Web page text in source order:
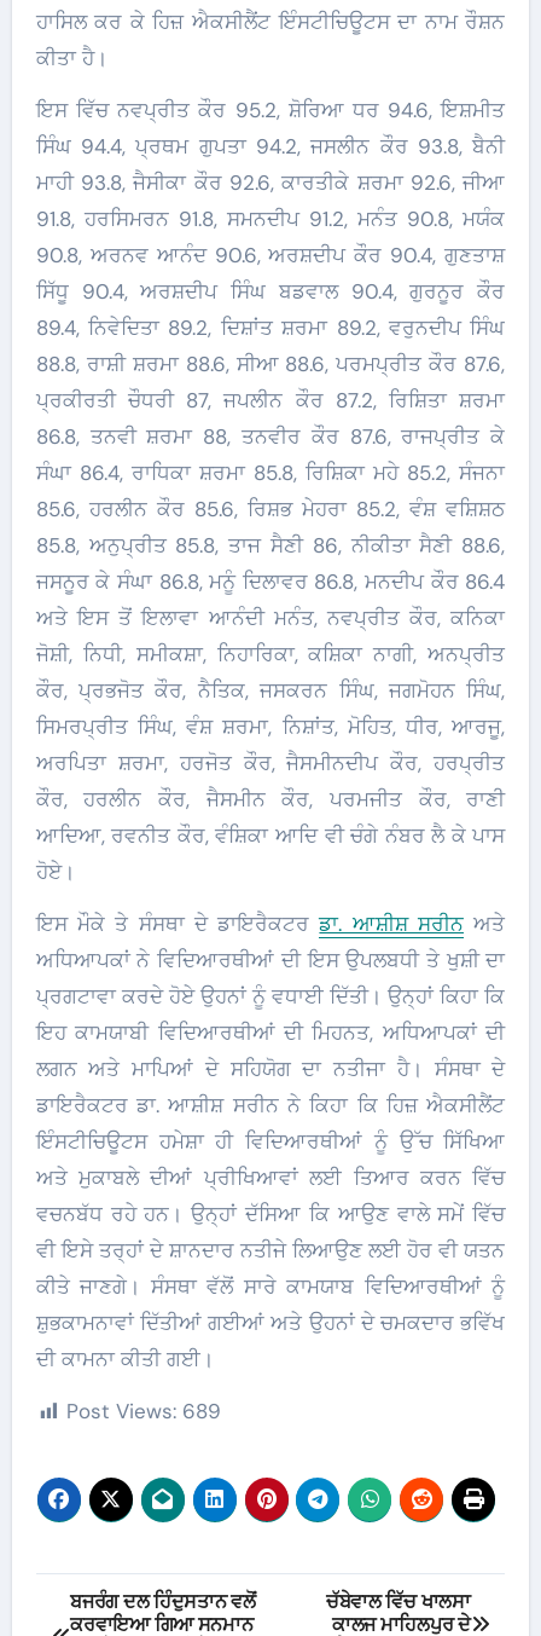
ਹਾਸਿਲ ਕਰ ਕੇ ਹਿਜ਼ ਐਕਸੀਲੈਂਟ ਇੰਸਟੀਚਿਊਟਸ ਦਾ ਨਾਮ ਰੌਸ਼ਨ
ਕੀਤਾ ਹੈ।
ਇਸ ਵਿੱਚ ਨਵਪ੍ਰੀਤ ਕੌਰ 95.2, ਸ਼ੋਰਿਆ ਧਰ 94.6, ਇਸ਼ਮੀਤ
ਸਿੰਘ 94.4, ਪ੍ਰਥਮ ਗੁਪਤਾ 94.2, ਜਸਲੀਨ ਕੌਰ 93.8, ਬੈਨੀ
ਮਾਹੀ 93.8, ਜੈਸੀਕਾ ਕੌਰ 92.6, ਕਾਰਤੀਕੇ ਸ਼ਰਮਾ 92.6, ਜੀਆ
91.8, ਹਰਸਿਮਰਨ 91.8, ਸਮਨਦੀਪ 91.2, ਮਨੰਤ 90.8, ਮਯੰਕ
90.8, ਅਰਨਵ ਆਨੰਦ 90.6, ਅਰਸ਼ਦੀਪ ਕੌਰ 90.4, ਗੁਣਤਾਸ਼
ਸਿੱਧੂ 90.4, ਅਰਸ਼ਦੀਪ ਸਿੰਘ ਬਡਵਾਲ 90.4, ਗੁਰਨੂਰ ਕੌਰ
89.4, ਨਿਵੇਦਿਤਾ 89.2, ਦਿਸ਼ਾਂਤ ਸ਼ਰਮਾ 89.2, ਵਰੁਨਦੀਪ ਸਿੰਘ
88.8, ਰਾਸ਼ੀ ਸ਼ਰਮਾ 88.6, ਸੀਆ 88.6, ਪਰਮਪ੍ਰੀਤ ਕੌਰ 87.6,
ਪ੍ਰਕੀਰਤੀ ਚੌਧਰੀ 87, ਜਪਲੀਨ ਕੌਰ 87.2, ਰਿਸ਼ਿਤਾ ਸ਼ਰਮਾ
86.8, ਤਨਵੀ ਸ਼ਰਮਾ 88, ਤਨਵੀਰ ਕੌਰ 87.6, ਰਾਜਪ੍ਰੀਤ ਕੇ
ਸੰਘਾ 86.4, ਰਾਧਿਕਾ ਸ਼ਰਮਾ 85.8, ਰਿਸ਼ਿਕਾ ਮਹੇ 85.2, ਸੰਜਨਾ
85.6, ਹਰਲੀਨ ਕੌਰ 85.6, ਰਿਸ਼ਭ ਮੇਹਰਾ 85.2, ਵੰਸ਼ ਵਸ਼ਿਸ਼ਠ
85.8, ਅਨੁਪ੍ਰੀਤ 85.8, ਤਾਜ ਸੈਣੀ 86, ਨੀਕੀਤਾ ਸੈਣੀ 88.6,
ਜਸਨੂਰ ਕੇ ਸੰਘਾ 86.8, ਮਨੂੰ ਦਿਲਾਵਰ 86.8, ਮਨਦੀਪ ਕੌਰ 86.4
ਅਤੇ ਇਸ ਤੋਂ ਇਲਾਵਾ ਆਨੰਦੀ ਮਨੰਤ, ਨਵਪ੍ਰੀਤ ਕੌਰ, ਕਨਿਕਾ
ਜੋਸ਼ੀ, ਨਿਧੀ, ਸਮੀਕਸ਼ਾ, ਨਿਹਾਰਿਕਾ, ਕਸ਼ਿਕਾ ਨਾਗੀ, ਅਨਪ੍ਰੀਤ
ਕੌਰ, ਪ੍ਰਭਜੋਤ ਕੌਰ, ਨੈਤਿਕ, ਜਸਕਰਨ ਸਿੰਘ, ਜਗਮੋਹਨ ਸਿੰਘ,
ਸਿਮਰਪ੍ਰੀਤ ਸਿੰਘ, ਵੰਸ਼ ਸ਼ਰਮਾ, ਨਿਸ਼ਾਂਤ, ਮੋਹਿਤ, ਧੀਰ, ਆਰਜੂ,
ਅਰਪਿਤਾ ਸ਼ਰਮਾ, ਹਰਜੋਤ ਕੌਰ, ਜੈਸਮੀਨਦੀਪ ਕੌਰ, ਹਰਪ੍ਰੀਤ
ਕੌਰ, ਹਰਲੀਨ ਕੌਰ, ਜੈਸਮੀਨ ਕੌਰ, ਪਰਮਜੀਤ ਕੌਰ, ਰਾਣੀ
ਆਦਿਆ, ਰਵਨੀਤ ਕੌਰ, ਵੰਸ਼ਿਕਾ ਆਦਿ ਵੀ ਚੰਗੇ ਨੰਬਰ ਲੈ ਕੇ ਪਾਸ
ਹੋਏ।
ਇਸ ਮੌਕੇ ਤੇ ਸੰਸਥਾ ਦੇ ਡਾਇਰੈਕਟਰਡਾ. ਆਸ਼ੀਸ਼ ਸਰੀਨਅਤੇ
ਅਧਿਆਪਕਾਂ ਨੇ ਵਿਦਿਆਰਥੀਆਂ ਦੀ ਇਸ ਉਪਲਬਧੀ ਤੇ ਖੁਸ਼ੀ ਦਾ
ਪ੍ਰਗਟਾਵਾ ਕਰਦੇ ਹੋਏ ਉਹਨਾਂ ਨੂੰ ਵਧਾਈ ਦਿੱਤੀ। ਉਨ੍ਹਾਂ ਕਿਹਾ ਕਿ
ਇਹ ਕਾਮਯਾਬੀ ਵਿਦਿਆਰਥੀਆਂ ਦੀ ਮਿਹਨਤ, ਅਧਿਆਪਕਾਂ ਦੀ
ਲਗਨ ਅਤੇ ਮਾਪਿਆਂ ਦੇ ਸਹਿਯੋਗ ਦਾ ਨਤੀਜਾ ਹੈ। ਸੰਸਥਾ ਦੇ
ਡਾਇਰੈਕਟਰ ਡਾ. ਆਸ਼ੀਸ਼ ਸਰੀਨ ਨੇ ਕਿਹਾ ਕਿ ਹਿਜ਼ ਐਕਸੀਲੈਂਟ
ਇੰਸਟੀਚਿਊਟਸ ਹਮੇਸ਼ਾ ਹੀ ਵਿਦਿਆਰਥੀਆਂ ਨੂੰ ਉੱਚ ਸਿੱਖਿਆ
ਅਤੇ ਮੁਕਾਬਲੇ ਦੀਆਂ ਪ੍ਰੀਖਿਆਵਾਂ ਲਈ ਤਿਆਰ ਕਰਨ ਵਿੱਚ
ਵਚਨਬੱਧ ਰਹੇ ਹਨ। ਉਨ੍ਹਾਂ ਦੱਸਿਆ ਕਿ ਆਉਣ ਵਾਲੇ ਸਮੇਂ ਵਿੱਚ
ਵੀ ਇਸੇ ਤਰ੍ਹਾਂ ਦੇ ਸ਼ਾਨਦਾਰ ਨਤੀਜੇ ਲਿਆਉਣ ਲਈ ਹੋਰ ਵੀ ਯਤਨ
ਕੀਤੇ ਜਾਣਗੇ। ਸੰਸਥਾ ਵੱਲੋਂ ਸਾਰੇ ਕਾਮਯਾਬ ਵਿਦਿਆਰਥੀਆਂ ਨੂੰ
ਸ਼ੁਭਕਾਮਨਾਵਾਂ ਦਿੱਤੀਆਂ ਗਈਆਂ ਅਤੇ ਉਹਨਾਂ ਦੇ ਚਮਕਦਾਰ ਭਵਿੱਖ
ਦੀ ਕਾਮਨਾ ਕੀਤੀ ਗਈ।
Post Views: 689
Post
ਬਜਰੰਗ ਦਲ ਹਿੰਦੁਸਤਾਨ ਵਲੋਂ
ਕਰਵਾਇਆ ਗਿਆ ਸਨਮਾਨ
ਚੱਬੇਵਾਲ ਵਿੱਚ ਖਾਲਸਾ
ਕਾਲਜ ਮਾਹਿਲਪੁਰ ਦੇ